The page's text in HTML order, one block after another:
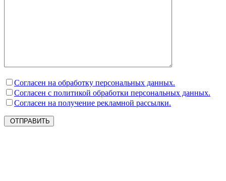
Согласен на обработку персональных данных.
Согласен с политикой обработки персональных данных.
Согласен на получение рекламной рассылки.
ОТПРАВИТЬ